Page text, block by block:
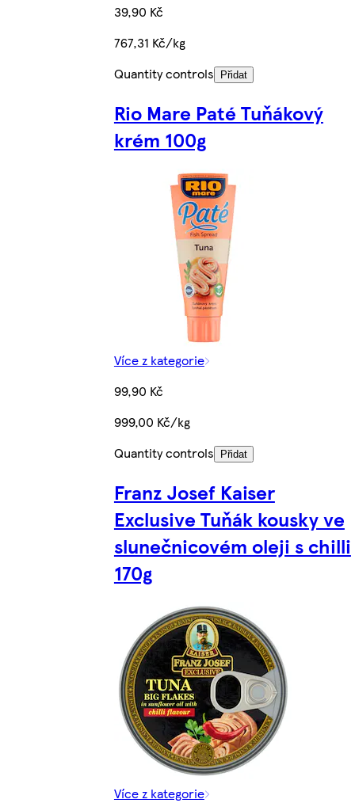
39,90 Kč
767,31 Kč/kg
Quantity controls
Přidat
Rio Mare Paté Tuňákový
krém 100g
Více z kategorie
99,90 Kč
999,00 Kč/kg
Quantity controls
Přidat
Franz Josef Kaiser
Exclusive Tuňák kousky ve
slunečnicovém oleji s chilli
170g
Více z kategorie